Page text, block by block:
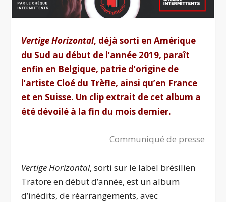
Vertige Horizontal, déjà sorti en Amérique
du Sud au début de l’année 2019, paraît
enfin en Belgique, patrie d’origine de
l’artiste Cloé du Trèfle, ainsi qu’en France
et en Suisse. Un clip extrait de cet album a
été dévoilé à la fin du mois dernier.
Communiqué de presse
Vertige Horizontal, sorti sur le label brésilien
Tratore en début d’année, est un album
d’inédits, de réarrangements, avec